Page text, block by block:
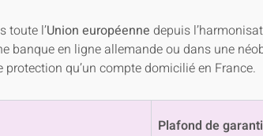
toute l’Union européenne depuis
banque en ligne allemande ou dans une
qu’un compte domicilié en France.
Plafond de